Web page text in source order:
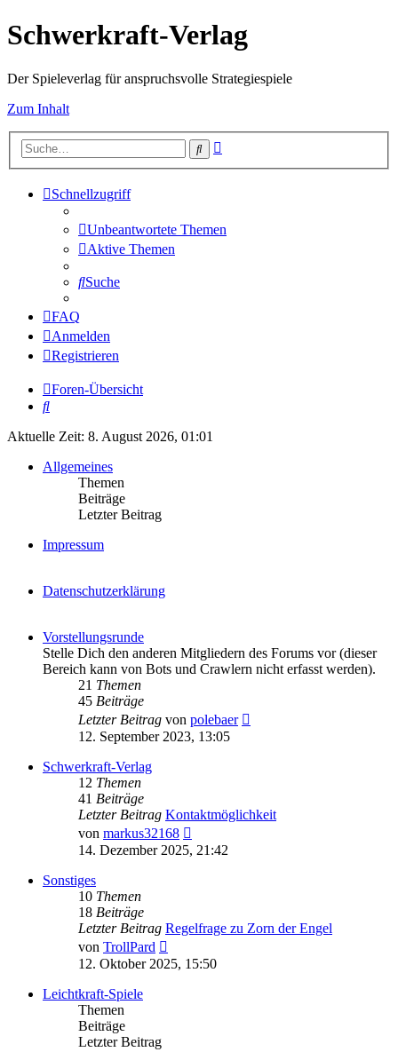
Schwerkraft-Verlag
Der Spieleverlag für anspruchsvolle Strategiespiele
Zum Inhalt
Suche
Schnellzugriff
Unbeantwortete Themen
Aktive Themen
Suche
FAQ
Anmelden
Registrieren
Foren-Übersicht
Suche
Aktuelle Zeit: 8. August 2026, 01:01
Allgemeines
Themen
Beiträge
Letzter Beitrag
Impressum
Datenschutzerklärung
Vorstellungsrunde
Stelle Dich den anderen Mitgliedern des Forums vor (dieser
Bereich kann von Bots und Crawlern nicht erfasst werden).
21 Themen
45 Beiträge
Letzter Beitrag von polebaer
12. September 2023, 13:05
Schwerkraft-Verlag
12 Themen
41 Beiträge
Letzter Beitrag Kontaktmöglichkeit
von markus32168
Beitrag
14. Dezember 2025, 21:42
Sonstiges
10 Themen
18 Beiträge
Letzter Beitrag Regelfrage zu Zorn der Engel
von TrollPard
Beitrag
12. Oktober 2025, 15:50
Leichtkraft-Spiele
Themen
Beiträge
Letzter Beitrag